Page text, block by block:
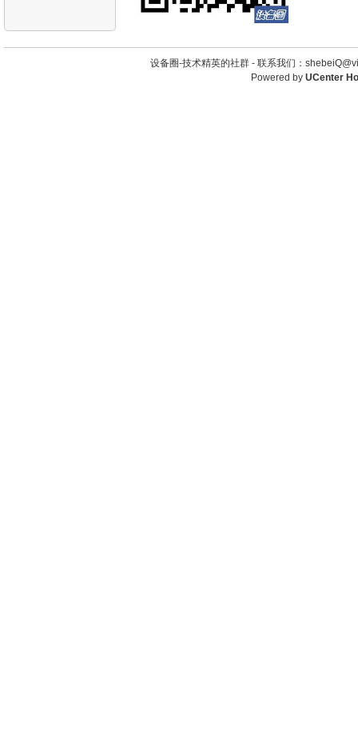
设备圈-技术精英的社群 - 联系我们：
Powered by UCenter